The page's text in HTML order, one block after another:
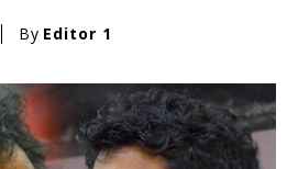
By Editor 1